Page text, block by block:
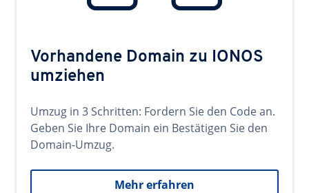
Vorhandene Domain zu IONOS
umziehen
Umzug in 3 Schritten: Fordern Sie den Code an.
Geben Sie Ihre Domain ein Bestätigen Sie den
Domain-Umzug.
Mehr erfahren